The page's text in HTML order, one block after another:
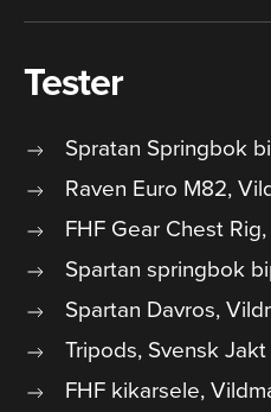
Tester
Spratan Springbok
Raven Euro M82,
FHF Gear Chest
Spartan springbok
Spartan Davros,
Tripods, Svensk Jakt
FHF kikarsele,